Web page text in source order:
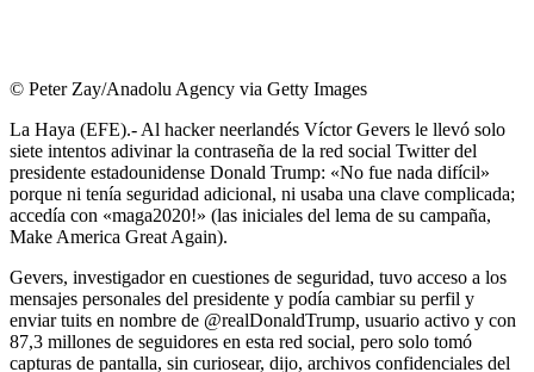
© Peter Zay/Anadolu Agency via Getty Images
La Haya (EFE).- Al hacker neerlandés Víctor Gevers le llevó solo
siete intentos adivinar la contraseña de la red social Twitter del
presidente estadounidense Donald Trump: «No fue nada difícil»
porque ni tenía seguridad adicional, ni usaba una clave complicada;
accedía con «maga2020!» (las iniciales del lema de su campaña,
Make America Great Again).
Gevers, investigador en cuestiones de seguridad, tuvo acceso a los
mensajes personales del presidente y podía cambiar su perfil y
enviar tuits en nombre de @realDonaldTrump, usuario activo y con
87,3 millones de seguidores en esta red social, pero solo tomó
capturas de pantalla, sin curiosear, dijo, archivos confidenciales del